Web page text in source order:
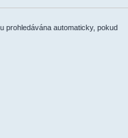
prohledávána automaticky, pokud